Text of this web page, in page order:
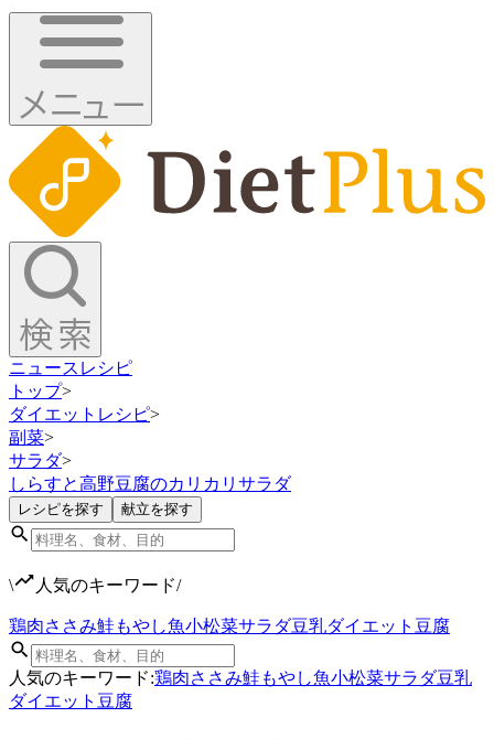
ニュース レシピ
トップ>
ダイエットレシピ>
副菜>
サラダ>
しらすと高野豆腐のカリカリサラダ
レシピを探す 献立を探す
\ 人気のキーワード/
鶏肉ささみ鮭 もやし魚小松菜サラダ豆乳ダイエット 豆腐
人気のキーワード:鶏肉ささみ鮭 もやし魚小松菜サラダ豆乳
ダイエット 豆腐